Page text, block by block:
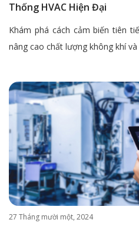
Thống HVAC Hiện Đại
Khám phá cách cảm biến tiên
nâng cao chất lượng không khí
27 Tháng mười một, 2024